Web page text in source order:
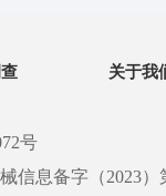
关于我
号
信息备字（2023）